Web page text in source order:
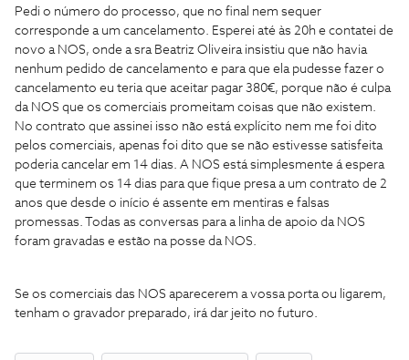
Pedi o número do processo, que no final nem sequer
corresponde a um cancelamento. Esperei até às 20h e contatei de
novo a NOS, onde a sra Beatriz Oliveira insistiu que não havia
nenhum pedido de cancelamento e para que ela pudesse fazer o
cancelamento eu teria que aceitar pagar 380€, porque não é culpa
da NOS que os comerciais promeitam coisas que não existem.
No contrato que assinei isso não está explícito nem me foi dito
pelos comerciais, apenas foi dito que se não estivesse satisfeita
poderia cancelar em 14 dias. A NOS está simplesmente á espera
que terminem os 14 dias para que fique presa a um contrato de 2
anos que desde o início é assente em mentiras e falsas
promessas. Todas as conversas para a linha de apoio da NOS
foram gravadas e estão na posse da NOS.
Se os comerciais das NOS aparecerem a vossa porta ou ligarem,
tenham o gravador preparado, irá dar jeito no futuro.